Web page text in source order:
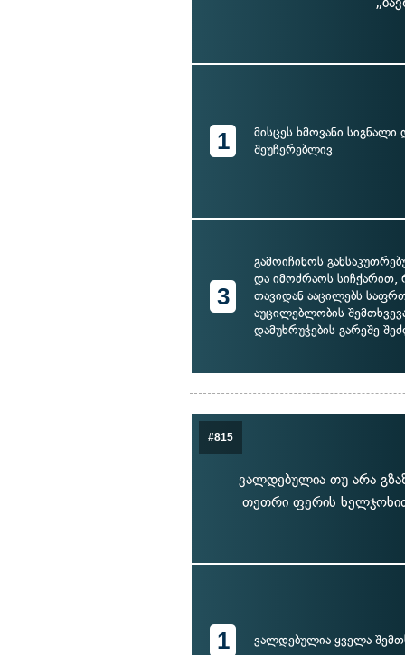
1
მისცეს ხმოვანი სიგნალი
შეუჩერებლივ
3
გამოიჩინოს
და იმოძრაოს
თავიდან ააცილებს
აუცილებლობის
დამუხრუჭების გარეშე
#815
ვალდებულია თუ არა
თეთრი ფერის
1 ვალდებულია ყველა